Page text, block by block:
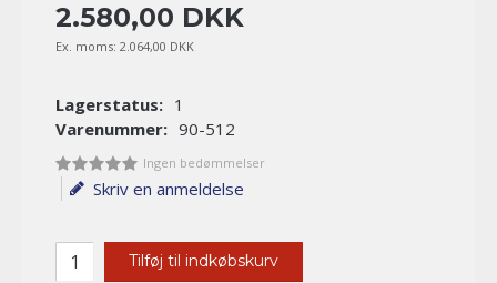
2.580,00 DKK
Ex. moms: 2.064,00 DKK
Lagerstatus: 1
Varenummer: 90-512
Ingen bedømmelser
Skriv en anmeldelse
Tilføj til indkøbskurv